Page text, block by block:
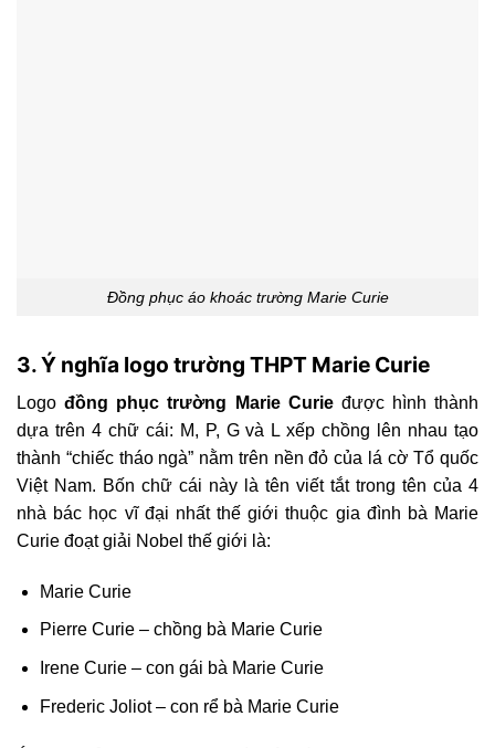
Đồng phục áo khoác trường Marie Curie
3. Ý nghĩa logo trường THPT Marie Curie
Logođồng phục trường Marie Curie được hình thành
dựa trên 4 chữ cái: M, P, G và L xếp chồng lên nhau tạo
thành “chiếc tháo ngà” nằm trên nền đỏ của lá cờ Tổ quốc
Việt Nam. Bốn chữ cái này là tên viết tắt trong tên của 4
nhà bác học vĩ đại nhất thế giới thuộc gia đình bà Marie
Curie đoạt giải Nobel thế giới là:
Marie Curie
Pierre Curie – chồng bà Marie Curie
Irene Curie – con gái bà Marie Curie
Frederic Joliot – con rể bà Marie Curie